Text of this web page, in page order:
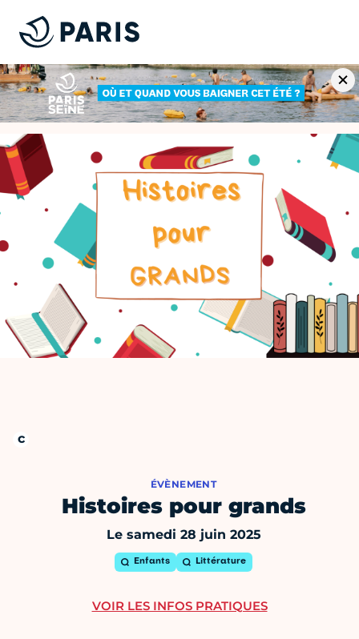
ÉVÈNEMENT
Histoires pour grands
Le samedi 28 juin 2025
Enfants Littérature
VOIR LES INFOS PRATIQUES